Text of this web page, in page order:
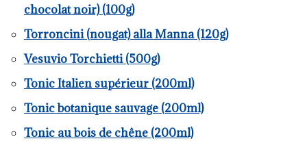
chocolat noir) (100g)
Torroncini (nougat) alla Manna (120g)
Vesuvio Torchietti (500g)
Tonic Italien supérieur (200ml)
Tonic botanique sauvage (200ml)
Tonic au bois de chêne (200ml)